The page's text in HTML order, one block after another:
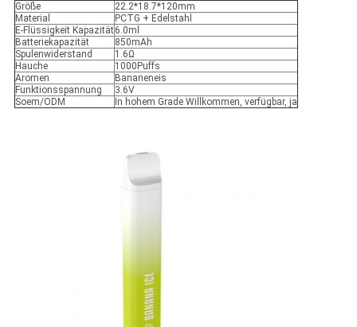
Größe
22.2*18.7*120mm
Material
PCTG + Edelstahl
E-Flüssigkeit Kapazität6.0ml
Batteriekapazität
850mAh
Spulenwiderstand
1.6Ω
Hauche
1000Puffs
Aromen
Bananeneis
Funktionsspannung
3.6V
Soem/ODM
In hohem Grade Willkommen, verfügbar, ja